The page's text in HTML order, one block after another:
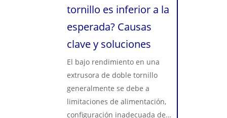
estas velocidades, incluso una
fluctuación de alimentación de
una fracción de segundo
puede provocar picos de par
del motor y paradas
catastróficas de la línea. Esta
guía desacredita los 10 mitos
más peligrosos que rodean los
sistemas de alimentación por
tornillo es inferior a la
esperada? Causas
clave y soluciones
El bajo rendimiento en una
extrusora de doble tornillo
generalmente se debe a
limitaciones de alimentación,
configuración inadecuada del